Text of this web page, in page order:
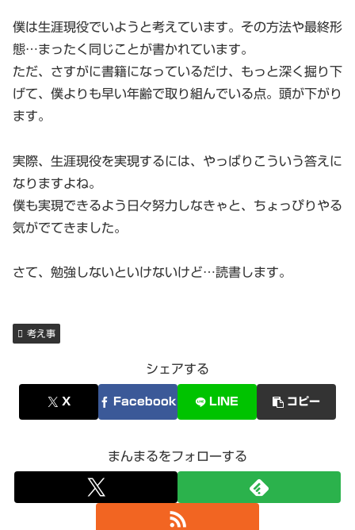
僕は生涯現役でいようと考えています。その方法や最終形
態…まったく同じことが書かれています。
ただ、さすがに書籍になっているだけ、もっと深く掘り下
げて、僕よりも早い年齢で取り組んでいる点。頭が下がり
ます。
実際、生涯現役を実現するには、やっぱりこういう答えに
なりますよね。
僕も実現できるよう日々努力しなきゃと、ちょっぴりやる
気がでてきました。
さて、勉強しないといけないけど…読書します。
考え事
シェアする
X Facebook LINE コピー
まんまるをフォローする